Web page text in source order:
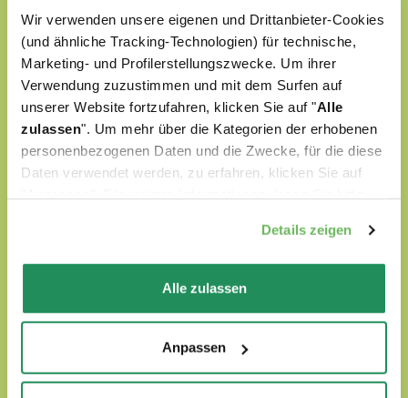
Wir verwenden unsere eigenen und Drittanbieter-Cookies
(und ähnliche Tracking-Technologien) für technische,
Marketing- und Profilerstellungszwecke. Um ihrer
Verwendung zuzustimmen und mit dem Surfen auf
unserer Website fortzufahren, klicken Sie auf "Alle
zulassen". Um mehr über die Kategorien der erhobenen
personenbezogenen Daten und die Zwecke, für die diese
Daten verwendet werden, zu erfahren, klicken Sie auf
Details zeigen
Alle zulassen
Anpassen
Natural Quality Love